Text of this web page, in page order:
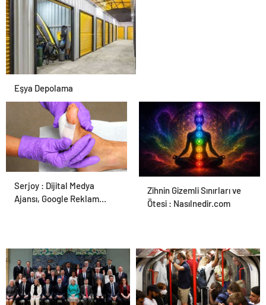
Eşya Depolama
Ortopodoloji İle Diyabetik
Ayak Yarası Tedavisi
Zihnin Gizemli Sınırları ve
Ötesi : Nasılnedir.com
Serjoy : Dijital Medya
Ajansı, Google Reklam